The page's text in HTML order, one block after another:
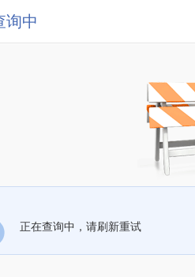
询中
正在查询中，请刷新重试